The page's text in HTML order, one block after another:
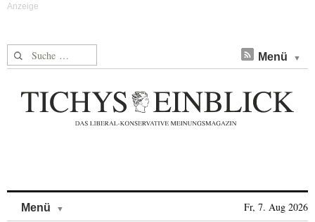
Suche nach: Menü
Menü Fr, 7. Aug 2026